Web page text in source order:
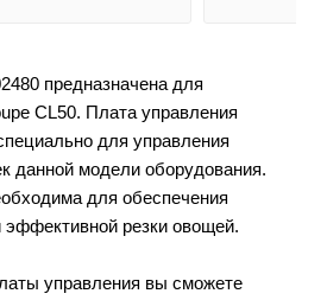
предназначена для
CL50. Плата управления
для управления
данной модели оборудования.
для обеспечения
эффективной резки овощей.
управления вы сможете